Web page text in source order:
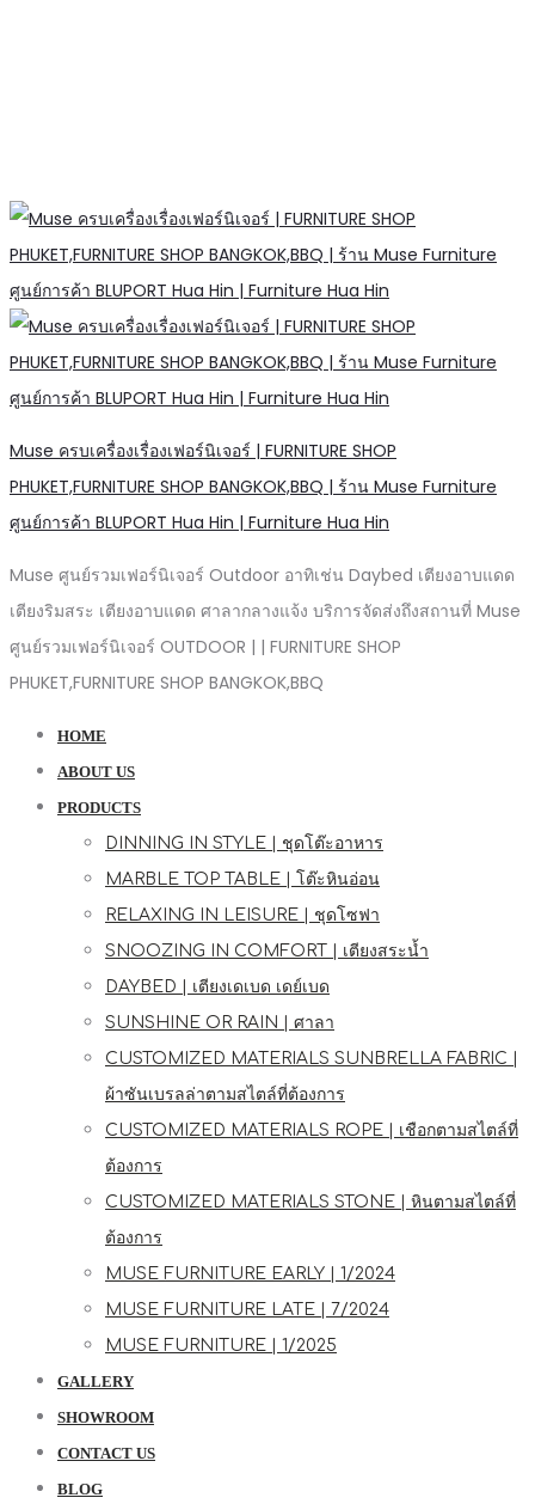
Muse ครบเครื่องเรื่องเฟอร์นิเจอร์ | FURNITURE SHOP
PHUKET,FURNITURE SHOP BANGKOK,BBQ | ร้าน Muse Furniture
ศูนย์การค้า BLUPORT Hua Hin | Furniture Hua Hin
Muse ศูนย์รวมเฟอร์นิเจอร์ Outdoor อาทิเช่น Daybed เตียงอาบแดด
เตียงริมสระ เตียงอาบแดด ศาลากลางแจ้ง บริการจัดส่งถึงสถานที่ Muse
ศูนย์รวมเฟอร์นิเจอร์ OUTDOOR | | FURNITURE SHOP
PHUKET,FURNITURE SHOP BANGKOK,BBQ
HOME
ABOUT US
PRODUCTS
DINNING IN STYLE | ชุดโต๊ะอาหาร
MARBLE TOP TABLE | โต๊ะหินอ่อน
RELAXING IN LEISURE | ชุดโซฟา
SNOOZING IN COMFORT | เตียงสระน้ำ
DAYBED | เตียงเดเบด เดย์เบด
SUNSHINE OR RAIN | ศาลา
CUSTOMIZED MATERIALS SUNBRELLA FABRIC |
ผ้าซันเบรลล่าตามสไตล์ที่ต้องการ
CUSTOMIZED MATERIALS ROPE | เชือกตามสไตล์ที่
ต้องการ
CUSTOMIZED MATERIALS STONE | หินตามสไตล์ที่
ต้องการ
MUSE FURNITURE EARLY | 1/2024
MUSE FURNITURE LATE | 7/2024
MUSE FURNITURE | 1/2025
GALLERY
SHOWROOM
CONTACT US
BLOG